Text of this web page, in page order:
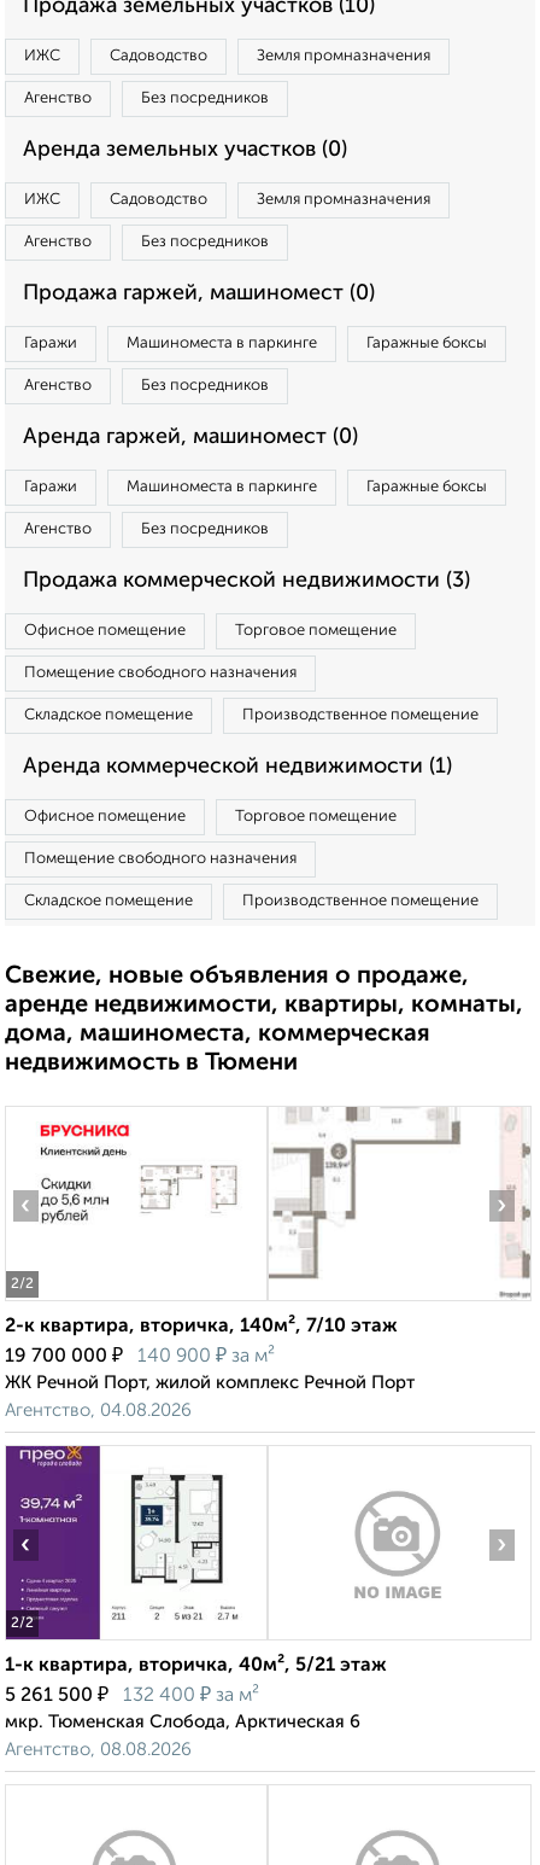
Продажа земельных участков (10)
ИЖС Садоводство Земля промназначения
Агенство Без посредников
Аренда земельных участков (0)
ИЖС Садоводство Земля промназначения
Агенство Без посредников
Продажа гаржей, машиномест (0)
Гаражи Машиноместа в паркинге Гаражные боксы
Агенство Без посредников
Аренда гаржей, машиномест (0)
Гаражи Машиноместа в паркинге Гаражные боксы
Агенство Без посредников
Продажа коммерческой недвижимости (3)
Офисное помещение Торговое помещение
Помещение свободного назначения
Складское помещение Производственное помещение
Аренда коммерческой недвижимости (1)
Офисное помещение Торговое помещение
Помещение свободного назначения
Складское помещение Производственное помещение
Свежие, новые объявления о продаже,
аренде недвижимости, квартиры, комнаты,
дома, машиноместа, коммерческая
недвижимость в Тюмени
2/2
‹ ›
2-к квартира, вторичка, 140м², 7/10 этаж
19 700 000 ₽ 140 900 ₽ за м²
ЖК Речной Порт, жилой комплекс Речной Порт
Агентство, 04.08.2026
2/2
‹ ›
1-к квартира, вторичка, 40м², 5/21 этаж
5 261 500 ₽ 132 400 ₽ за м²
мкр. Тюменская Слобода, Арктическая 6
Агентство, 08.08.2026